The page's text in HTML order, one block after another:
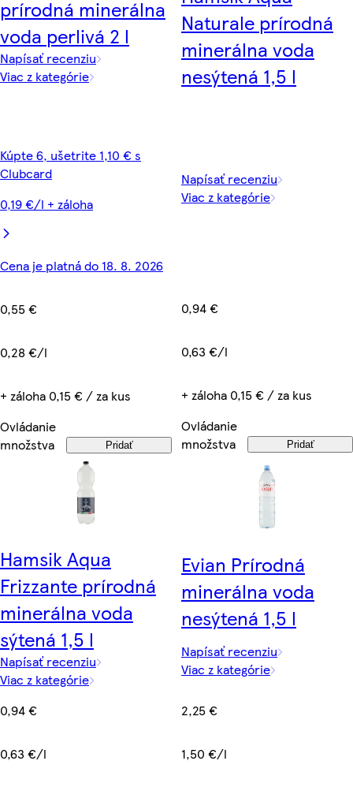
prírodná minerálna
voda perlivá 2 l
Napísať recenziu
Viac z kategórie
Kúpte 6, ušetrite 1,10 € s
Clubcard
0,19 €/l + záloha
Cena je platná do 18. 8. 2026
0,55 €
0,28 €/l
+ záloha 0,15 € / za kus
Ovládanie
množstva
Pridať
Naturale prírodná
minerálna voda
nesýtená 1,5 l
Napísať recenziu
Viac z kategórie
0,94 €
0,63 €/l
+ záloha 0,15 € / za kus
Ovládanie
množstva
Pridať
Hamsik Aqua
Frizzante prírodná
minerálna voda
sýtená 1,5 l
Napísať recenziu
Viac z kategórie
0,94 €
0,63 €/l
Evian Prírodná
minerálna voda
nesýtená 1,5 l
Napísať recenziu
Viac z kategórie
2,25 €
1,50 €/l